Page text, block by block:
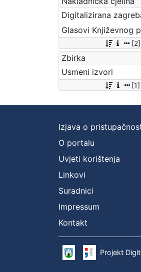
Glasovi Književnog
[2]
Zbirka
Usmeni izvori
[1]
Izjava o
O portalu
Uvjeti korištenja
Linkovi
Suradnici
Impressum
Kontakt
Projekt